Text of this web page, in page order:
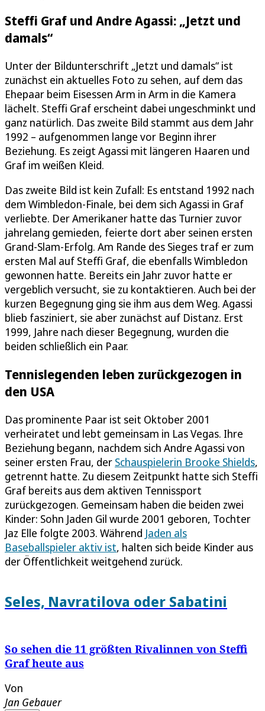
Steffi Graf und Andre Agassi: „Jetzt und
damals“
Unter der Bildunterschrift „Jetzt und damals“ ist
zunächst ein aktuelles Foto zu sehen, auf dem das
Ehepaar beim Eisessen Arm in Arm in die Kamera
lächelt. Steffi Graf erscheint dabei ungeschminkt und
ganz natürlich. Das zweite Bild stammt aus dem Jahr
1992 – aufgenommen lange vor Beginn ihrer
Beziehung. Es zeigt Agassi mit längeren Haaren und
Graf im weißen Kleid.
Das zweite Bild ist kein Zufall: Es entstand 1992 nach
dem Wimbledon-Finale, bei dem sich Agassi in Graf
verliebte. Der Amerikaner hatte das Turnier zuvor
jahrelang gemieden, feierte dort aber seinen ersten
Grand-Slam-Erfolg. Am Rande des Sieges traf er zum
ersten Mal auf Steffi Graf, die ebenfalls Wimbledon
gewonnen hatte. Bereits ein Jahr zuvor hatte er
vergeblich versucht, sie zu kontaktieren. Auch bei der
kurzen Begegnung ging sie ihm aus dem Weg. Agassi
blieb fasziniert, sie aber zunächst auf Distanz. Erst
1999, Jahre nach dieser Begegnung, wurden die
beiden schließlich ein Paar.
Tennislegenden leben zurückgezogen in
den USA
Das prominente Paar ist seit Oktober 2001
verheiratet und lebt gemeinsam in Las Vegas. Ihre
Beziehung begann, nachdem sich Andre Agassi von
seiner ersten Frau, der Schauspielerin Brooke Shields,
getrennt hatte. Zu diesem Zeitpunkt hatte sich Steffi
Graf bereits aus dem aktiven Tennissport
zurückgezogen. Gemeinsam haben die beiden zwei
Kinder: Sohn Jaden Gil wurde 2001 geboren, Tochter
Jaz Elle folgte 2003. Während Jaden als
Baseballspieler aktiv ist, halten sich beide Kinder aus
der Öffentlichkeit weitgehend zurück.
Seles, Navratilova oder Sabatini
So sehen die 11 größten Rivalinnen von Steffi
Graf heute aus
Von
Jan Gebauer